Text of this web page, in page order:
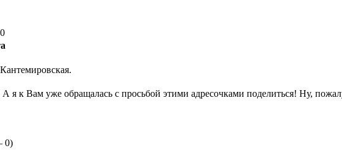
я к Вам уже обращалась с просьбой этими адресочками поделиться! Ну,
0)